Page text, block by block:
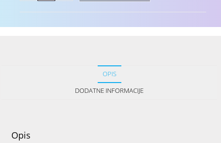
OPIS
DODATNE INFORMACIJE
Opis